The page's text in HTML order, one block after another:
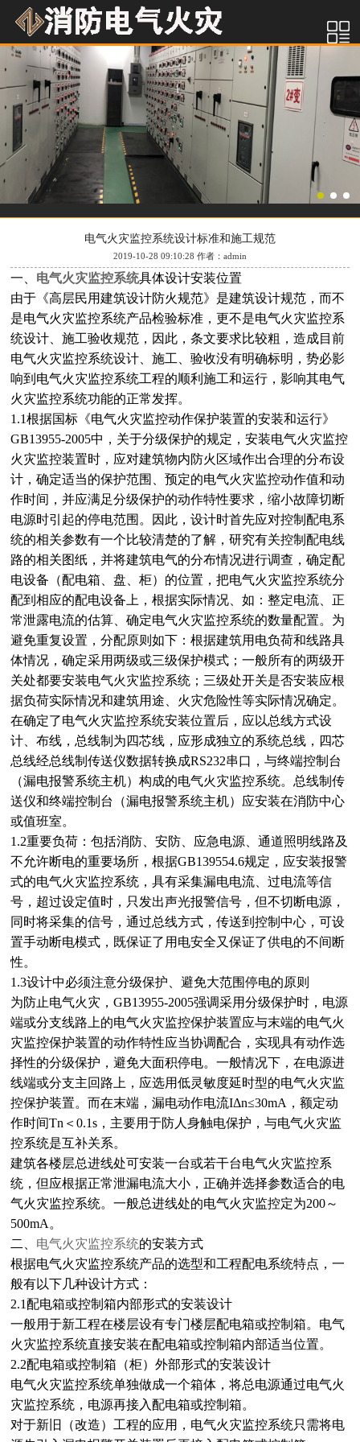
电气火灾监控系统设计标准和施工规范
2019-10-28 09:10:28 作者：admin
一、 电气火灾监控系统具体设计安装位置
由于《高层民用建筑设计防火规范》是建筑设计规范，而不
是电气火灾监控系统产品检验标准，更不是电气火灾监控系
统设计、施工验收规范，因此，条文要求比较粗，造成目前
电气火灾监控系统设计、施工、验收没有明确标明，势必影
响到电气火灾监控系统工程的顺利施工和运行，影响其电气
火灾监控系统功能的正常发挥。
1.1根据国标《电气火灾监控动作保护装置的安装和运行》
GB13955-2005中，关于分级保护的规定，安装电气火灾监控
火灾监控装置时，应对建筑物内防火区域作出合理的分布设
计，确定适当的保护范围、预定的电气火灾监控动作值和动
作时间，并应满足分级保护的动作特性要求，缩小故障切断
电源时引起的停电范围。因此，设计时首先应对控制配电系
统的相关参数有一个比较清楚的了解，研究有关控制配电线
路的相关图纸，并将建筑电气的分布情况进行调查，确定配
电设备（配电箱、盘、柜）的位置，把电气火灾监控系统分
配到相应的配电设备上，根据实际情况、如：整定电流、正
常泄露电流的估算、确定电气火灾监控系统的数量配置。为
避免重复设置，分配原则如下：根据建筑用电负荷和线路具
体情况，确定采用两级或三级保护模式；一般所有的两级开
关处都要安装电气火灾监控系统；三级处开关是否安装应根
据负荷实际情况和建筑用途、火灾危险性等实际情况确定。
在确定了电气火灾监控系统安装位置后，应以总线方式设
计、布线，总线制为四芯线，应形成独立的系统总线，四芯
总线经总线制传送仪数据转换成RS232串口，与终端控制台
（漏电报警系统主机）构成的电气火灾监控系统。总线制传
送仪和终端控制台（漏电报警系统主机）应安装在消防中心
或值班室。
1.2重要负荷：包括消防、安防、应急电源、通道照明线路及
不允许断电的重要场所，根据GB139554.6规定，应安装报警
式的电气火灾监控系统，具有采集漏电电流、过电流等信
号，超过设定值时，只发出声光报警信号，但不切断电源，
同时将采集的信号，通过总线方式，传送到控制中心，可设
置手动断电模式，既保证了用电安全又保证了供电的不间断
性。
1.3设计中必须注意分级保护、避免大范围停电的原则
为防止电气火灾，GB13955-2005强调采用分级保护时，电源
端或分支线路上的电气火灾监控保护装置应与末端的电气火
灾监控保护装置的动作特性应当协调配合，实现具有动作选
择性的分级保护，避免大面积停电。一般情况下，在电源进
线端或分支主回路上，应选用低灵敏度延时型的电气火灾监
控保护装置。而在末端，漏电动作电流IΔn≤30mA，额定动
作时间Tn＜0.1s，主要用于防人身触电保护，与电气火灾监
控系统是互补关系。
建筑各楼层总进线处可安装一台或若干台电气火灾监控系
统，但应根据正常泄漏电流大小，正确并选择参数适合的电
气火灾监控系统。一般总进线处的电气火灾监控定为200～
500mA。
二、 电气火灾监控系统的安装方式
根据电气火灾监控系统产品的选型和工程配电系统特点，一
般有以下几种设计方式：
2.1配电箱或控制箱内部形式的安装设计
一般用于新工程在楼层设有专门楼层配电箱或控制箱。电气
火灾监控系统直接安装在配电箱或控制箱内部适当位置。
2.2配电箱或控制箱（柜）外部形式的安装设计
电气火灾监控系统单独做成一个箱体，将总电源通过电气火
灾监控系统，电源再接入配电箱或控制箱。
对于新旧（改造）工程的应用，电气火灾监控系统只需将电